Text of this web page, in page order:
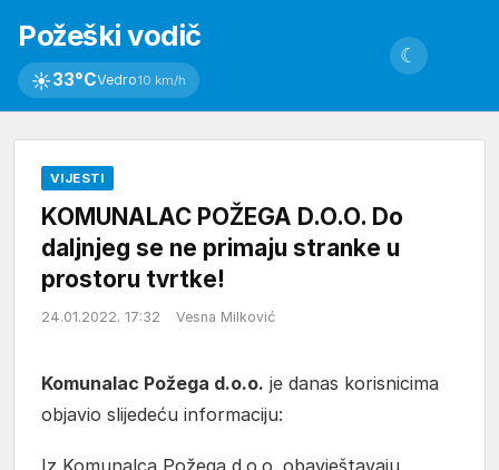
Požeški vodič
☀33°CVedro10 km/h
☾
VIJESTI
KOMUNALAC POŽEGA D.O.O. Do
daljnjeg se ne primaju stranke u
prostoru tvrtke!
24.01.2022. 17:32 Vesna Milković
Komunalac Požega d.o.o. je danas korisnicima
objavio slijedeću informaciju:
Iz Komunalca Požega d.o.o. obavještavaju